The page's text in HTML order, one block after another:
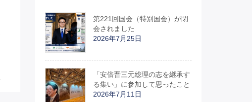
第221回国会（特別国会）が閉
会されました
2026年7月25日
「安倍晋三元総理の志を継承す
る集い」に参加して思ったこと
2026年7月11日